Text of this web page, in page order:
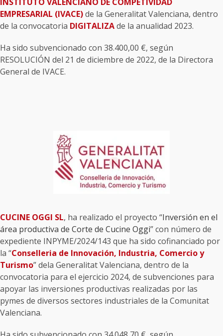
EMPRESARIAL (IVACE)de la Generalitat Valenciana, dentro
de la convocatoria DIGITALIZAde la anualidad 2023.
Ha sido subvencionado con 38.400,00 €, según
RESOLUCIÓN del 21 de diciembre de 2022, de la Directora
General de IVACE.
CUCINE OGGI SL, ha realizado el proyecto “Inversión en el
área productiva de Corte de Cucine Oggi” con número de
expediente INPYME/2024/143 que ha sido cofinanciado por
la “Conselleria de Innovación, Industria, Comercio y
Turismo” dela Generalitat Valenciana, dentro de la
convocatoria para el ejercicio 2024, de subvenciones para
apoyar las inversiones productivas realizadas por las
pymes de diversos sectores industriales de la Comunitat
Valenciana.